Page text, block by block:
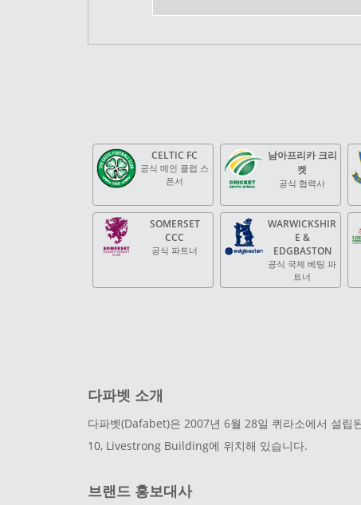
CELTIC FC
공식 메인 클럽 스
폰서
남아프리카 크리
켓
공식 협력사
SOMERSET
CCC
공식 파트너
WARWICKSHIR
E &
EDGBASTON
공식 국제 베팅 파
트너
다파벳 소개
다파벳(Dafabet)은 2007년 6월 28일 퀴라소에서 설
10, Livestrong Building에 위치해 있습니다.
브랜드 홍보대사